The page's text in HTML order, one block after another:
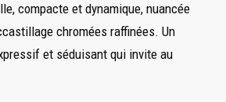
compacte et dynamique, nuancée
chromées raffinées. Un
et séduisant qui invite au